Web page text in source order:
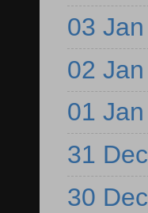
03 Jan
02 Jan
01 Jan
31 Dec
30 Dec